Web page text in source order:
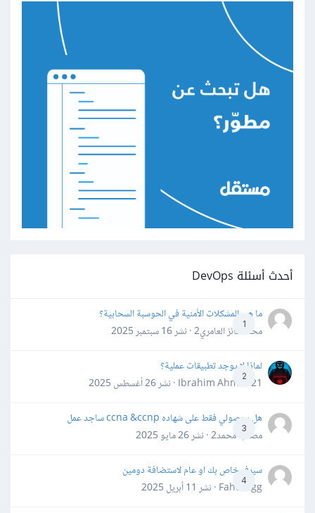
أحدث أسئلة DevOps
1
ما هي المشكلات الأمنية في الحوسبة السحابية؟
محمد فائز العامري2 · نشر
16 سبتمبر 2025
2
لماذا لا يوجد تطبيقات عملية؟
Ibrahim Ahmed21 · نشر
26 أغسطس 2025
3
هل بحصولي فقط على شهاده ccna &ccnp ساجد عمل
مصعب محمد2 · نشر
26 مايو 2025
4
سيرفر خاص بك او عام لاستضافة دومين
Fahd Ggg · نشر
11 أبريل 2025